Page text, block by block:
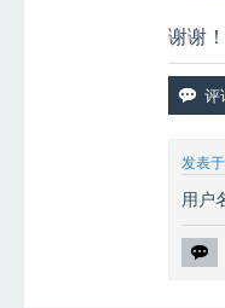
谢谢！
发表于
用户